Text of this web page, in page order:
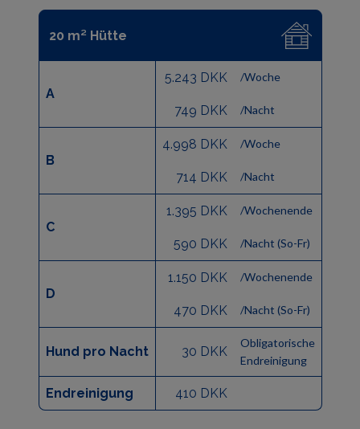
20 m² Hütte
A
5.243 DKK /Woche
749 DKK /Nacht
B
4.998 DKK /Woche
714 DKK /Nacht
C
1.395 DKK /Wochenende
590 DKK /Nacht (So-Fr)
D
1.150 DKK /Wochenende
470 DKK /Nacht (So-Fr)
Hund pro Nacht 30 DKK
Obligatorische
Endreinigung
Endreinigung 410 DKK